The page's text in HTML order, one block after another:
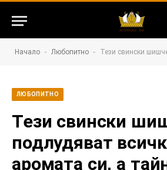
Начало - Любопитно - Тези свински шишчета подлудяват
ЛЮБОПИТНО
Тези свински
подлудяват
аромата си, а